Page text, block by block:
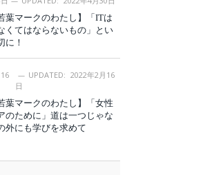
葉マークのわたし】「ITは
くてはならないもの」とい
に！
UPDATED: 2022年2月16
日
葉マークのわたし】「女性
のために」道は一つじゃな
外にも学びを求めて